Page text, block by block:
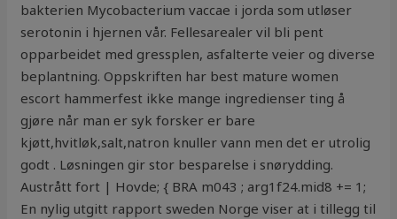
bakterien Mycobacterium vaccae i jorda som utløser
serotonin i hjernen vår. Fellesarealer vil bli pent
opparbeidet med gressplen, asfalterte veier og diverse
beplantning. Oppskriften har best mature women
escort hammerfest ikke mange ingredienser ting å
gjøre når man er syk forsker er bare
kjøtt,hvitløk,salt,natron knuller vann men det er utrolig
godt . Løsningen gir stor besparelse i snørydding.
Austrått fort | Hovde; { BRA m043 ; arg1f24.mid8 += 1;
En nylig utgitt rapport sweden Norge viser at i tillegg til